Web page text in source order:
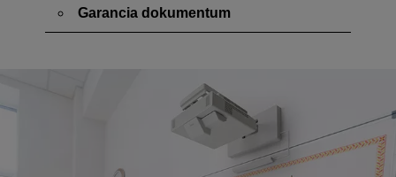
Garancia dokumentum